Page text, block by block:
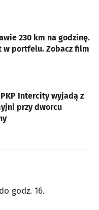
230 km na godzinę.
w portfelu. Zobacz film
Intercity wyjadą z
przy dworcu
godz. 16.